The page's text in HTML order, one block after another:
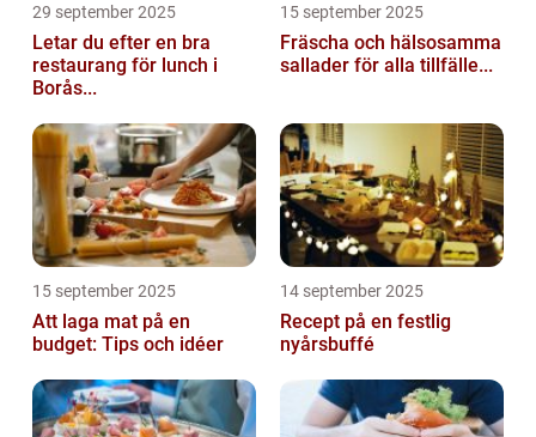
29 september 2025
Letar du efter en bra
restaurang för lunch i
Borås...
15 september 2025
Fräscha och hälsosamma
sallader för alla tillfälle...
15 september 2025
Att laga mat på en
budget: Tips och idéer
14 september 2025
Recept på en festlig
nyårsbuffé